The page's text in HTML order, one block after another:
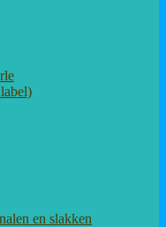
en slakken